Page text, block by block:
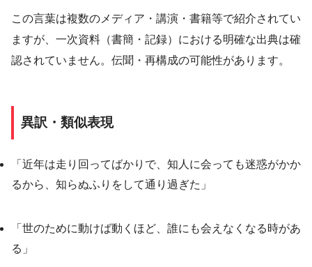
この言葉は複数のメディア・講演・書籍等で紹介されてい
ますが、一次資料（書簡・記録）における明確な出典は確
認されていません。伝聞・再構成の可能性があります。
異訳・類似表現
「近年は走り回ってばかりで、知人に会っても迷惑がかか
るから、知らぬふりをして通り過ぎた」
「世のために動けば動くほど、誰にも会えなくなる時があ
る」